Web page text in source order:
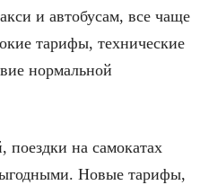
и автобусам, все чаще
тарифы, технические
нормальной
поездки на самокатах
Новые тарифы,